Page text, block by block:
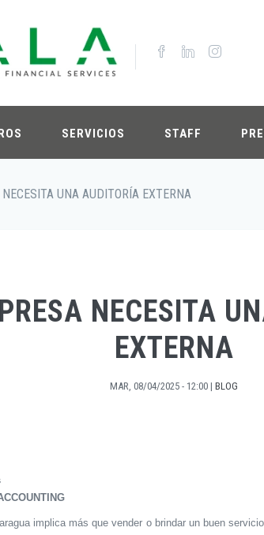
SERVICIOS STAFF
UNA AUDITORÍA EXTERNA
NECESITA
EXTERNA
MAR, 08/04/2025 - 12:00 | BLOG
implica más que vender o brindar un buen